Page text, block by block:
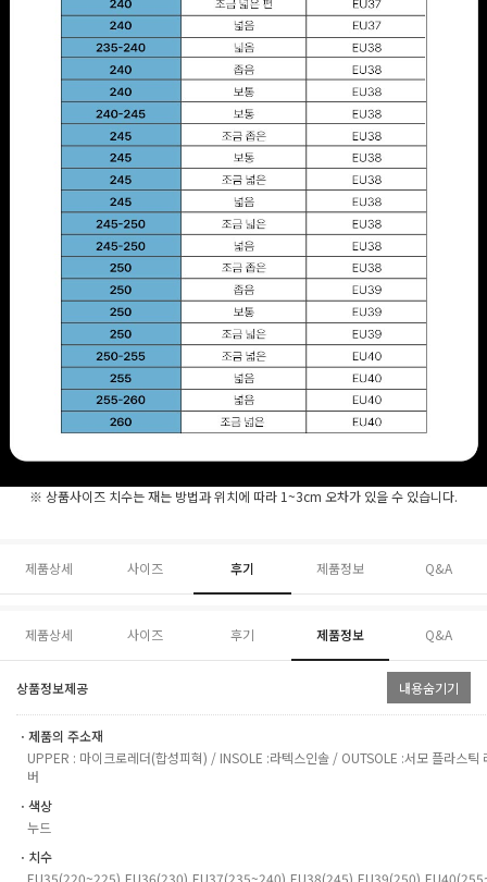
※ 상품사이즈 치수는 재는 방법과 위치에 따라 1~3cm 오차가 있을 수 있습니다.
제품상세 사이즈 후기 제품정보 Q&A
제품상세 사이즈 후기 제품정보 Q&A
상품정보제공 내용숨기기
ㆍ제품의 주소재
UPPER : 마이크로레더(합성피혁) / INSOLE :라텍스인솔 / OUTSOLE :서모 플라스틱
버
ㆍ색상
누드
ㆍ치수